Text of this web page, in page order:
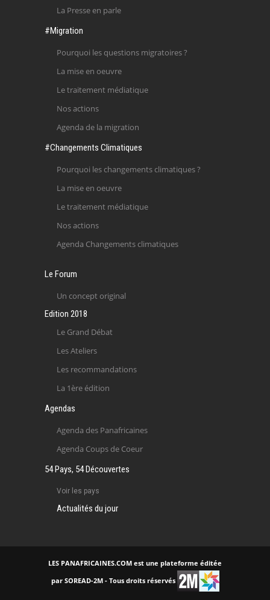
La Presse en parle
#Migration
Pourquoi les questions migratoires ?
La mise en oeuvre
Le traitement médiatique
Nos actions
Agenda de la migration
#Changements Climatiques
Pourquoi les changements climatiques ?
La mise en oeuvre
Le traitement médiatique
Nos actions
Agenda Changements climatiques
Le Forum
Un concept original
Edition 2018
Le Grand Débat
Les Ateliers
Les recommandations
La 1ère édition
Agendas
Agenda des Panafricaines
Agenda Coups de Coeur
54 Pays, 54 Découvertes
Voir les pays
Actualités du jour
LES PANAFRICAINES.COM est une plateforme éditée
par SOREAD-2M - Tous droits réservés